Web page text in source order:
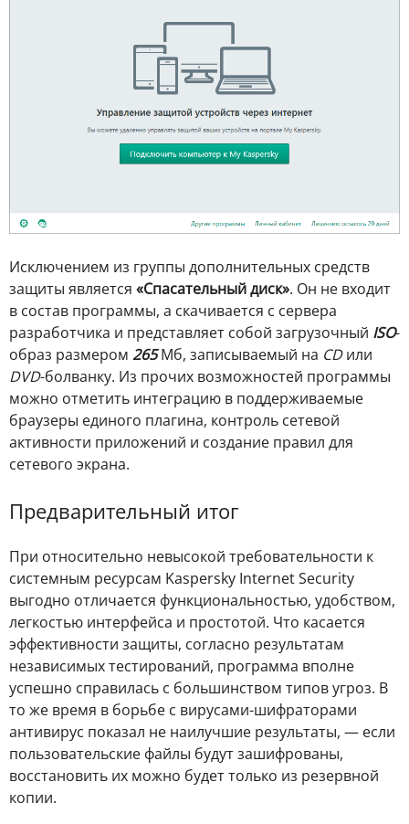
Исключением из группы дополнительных средств
защиты является «Спасательный диск». Он не входит
в состав программы, а скачивается с сервера
разработчика и представляет собой загрузочный ISO-
образ размером 265Мб, записываемый на CDили
DVD-болванку. Из прочих возможностей программы
можно отметить интеграцию в поддерживаемые
браузеры единого плагина, контроль сетевой
активности приложений и создание правил для
сетевого экрана.
Предварительный итог
При относительно невысокой требовательности к
системным ресурсам Kaspersky Internet Security
выгодно отличается функциональностью, удобством,
легкостью интерфейса и простотой. Что касается
эффективности защиты, согласно результатам
независимых тестирований, программа вполне
успешно справилась с большинством типов угроз. В
то же время в борьбе с вирусами-шифраторами
антивирус показал не наилучшие результаты, — если
пользовательские файлы будут зашифрованы,
восстановить их можно будет только из резервной
копии.